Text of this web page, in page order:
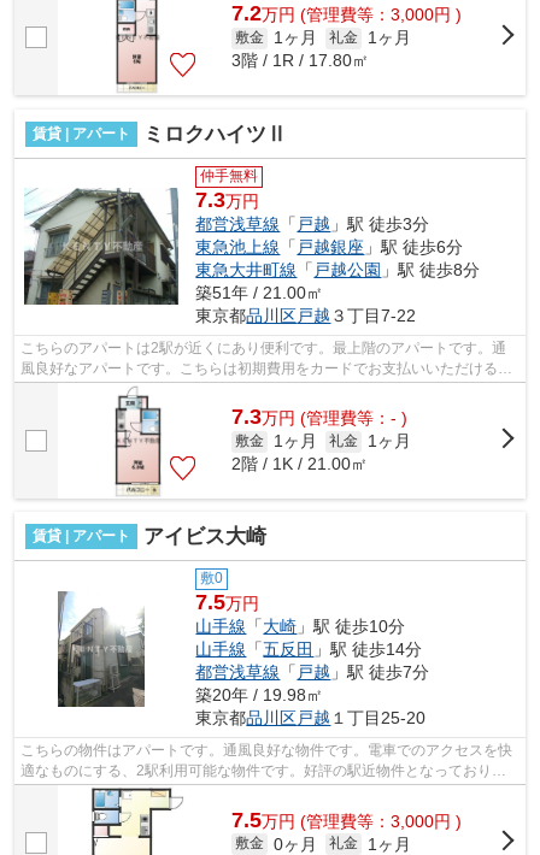
7.2万円 (管理費等：3,000円 )
敷金 1ヶ月 礼金
1ヶ月
3階 / 1R / 17.80㎡
賃貸 | アパート ミロクハイツⅡ
仲手無料
7.3万円
都営浅草線 「 戸越 」駅 徒歩3分
東急池上線 「 戸越銀座 」駅 徒歩6分
東急大井町線 「 戸越公園 」駅 徒歩8分
築51年 / 21.00㎡
東京都品川区戸越 ３丁目7-22
こちらのアパートは2駅が近くにあり便利です。最上階のアパートです。通
風良好なアパートです。こちらは初期費用をカードでお支払いいただける物
件なので、支払い手続きの手間が省けま...
7.3万円 (管理費等：- )
敷金 1ヶ月 礼金
1ヶ月
2階 / 1K / 21.00㎡
賃貸 | アパート アイビス大崎
敷0
7.5万円
山手線 「大崎 」駅 徒歩10分
山手線 「五反田 」駅 徒歩14分
都営浅草線 「 戸越 」駅 徒歩7分
築20年 / 19.98㎡
東京都品川区戸越 １丁目25-20
こちらの物件はアパートです。通風良好な物件です。電車でのアクセスを快
適なものにする、2駅利用可能な物件です。好評の駅近物件となっており、
駅より徒歩10分に立地しています。こち...
7.5万円 (管理費等：3,000円 )
敷金 0ヶ月 礼金
1ヶ月